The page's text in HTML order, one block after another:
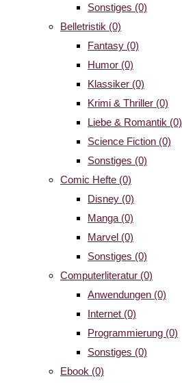
Sonstiges (0)
Belletristik (0)
Fantasy (0)
Humor (0)
Klassiker (0)
Krimi & Thriller (0)
Liebe & Romantik (0)
Science Fiction (0)
Sonstiges (0)
Comic Hefte (0)
Disney (0)
Manga (0)
Marvel (0)
Sonstiges (0)
Computerliteratur (0)
Anwendungen (0)
Internet (0)
Programmierung (0)
Sonstiges (0)
Ebook (0)